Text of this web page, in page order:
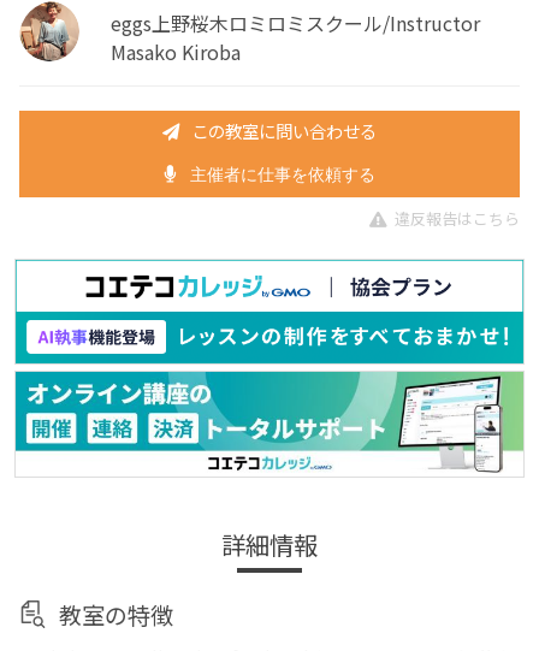
eggs上野桜木ロミロミスクール/Instructor
Masako Kiroba
この教室に問い合わせる
主催者に仕事を依頼する
違反報告はこちら
詳細情報
教室の特徴